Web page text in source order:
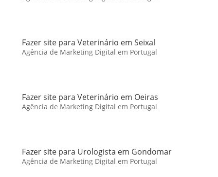
Fazer site para Veterinário em Seixal
Agência de Marketing Digital em Portugal
Fazer site para Veterinário em Oeiras
Agência de Marketing Digital em Portugal
Fazer site para Urologista em Gondomar
Agência de Marketing Digital em Portugal